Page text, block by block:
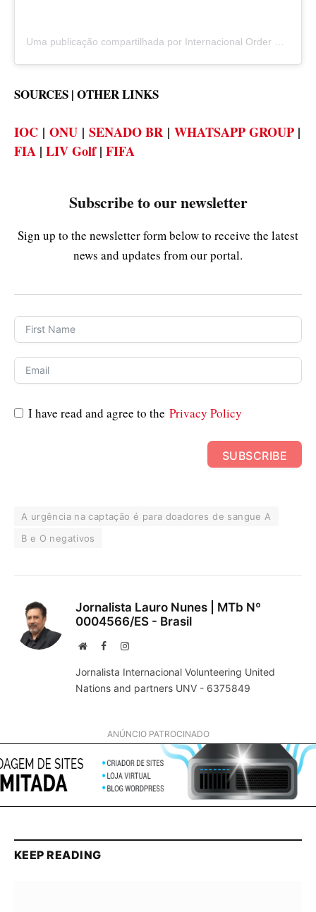
SOURCES | OTHER LINKS
IOC | ONU | SENADO BR | WHATSAPP GROUP |
FIA | LIV Golf| FIFA
Subscribe to our newsletter
Sign up to the newsletter form below to receive the latest
news and updates from our portal.
I have read and agree to the Privacy Policy
SUBSCRIBE
A urgência na captação é para doadores de sangue A
B e O negativos
Jornalista Lauro Nunes | MTb Nº
0004566/ES - Brasil
WebsiteFacebookInstagram
Jornalista Internacional Volunteering United
Nations and partners UNV - 6375849
ANÚNCIO PATROCINADO
KEEP READING